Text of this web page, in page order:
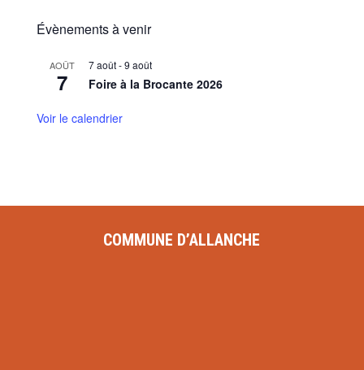
Évènements à venir
AOÛT
7
7 août-9 août
Foire à la Brocante 2026
Voir le calendrier
COMMUNE D’ALLANCHE